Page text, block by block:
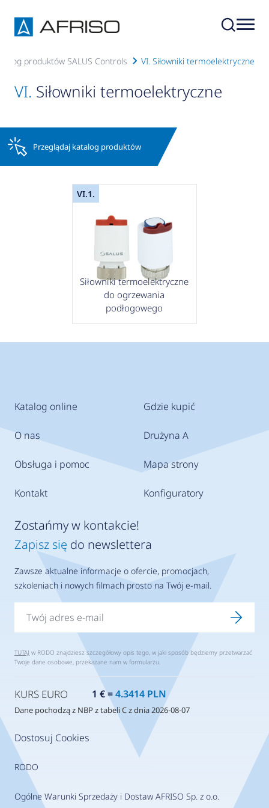
produktów SALUS Controls VI. Siłowniki termoelektryczne
VI. Siłowniki termoelektryczne
Przeglądaj katalog produktów
VI.1.
Siłowniki termoelektryczne
do ogrzewania
podłogowego
Katalog online
O nas
Obsługa i pomoc
Kontakt
Gdzie kupić
Drużyna A
Mapa strony
Konfiguratory
Dostosuj Cookies
RODO
Ogólne Warunki Sprzedaży i Dostaw AFRISO Sp. z o.o.
Zostańmy w kontakcie!
Zapisz się do newslettera
Zawsze aktualne informacje o ofercie, promocjach,
szkoleniach i nowych filmach prosto na Twój e-mail.
TUTAJ w RODO znajdziesz szczegółowy opis tego, w jaki sposób będziemy przetwarzać
Twoje dane osobowe, przekazane nam w formularzu.
KURS EURO 1 € =4.3414 PLN
Dane pochodzą z NBP z tabeli C z dnia 2026-08-07